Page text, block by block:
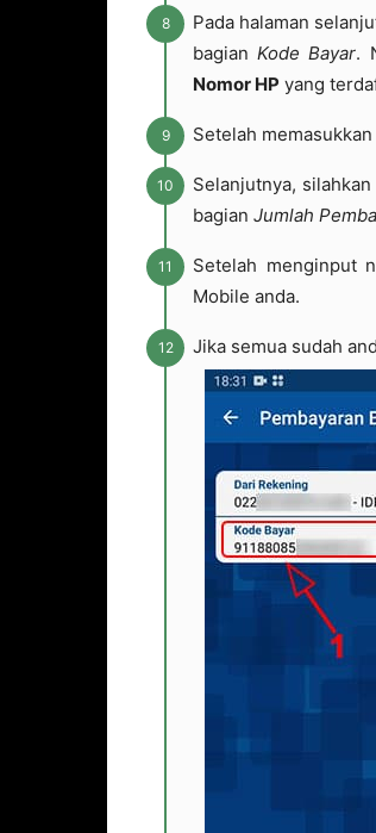
Pada halaman
bagianKode Bayar.
Nomor HP yang
Setelah
Selanjutnya,
bagian Jumlah
Setelah menginput
Mobile anda.
Jika semua sudah